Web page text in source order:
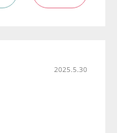
2025.5.30